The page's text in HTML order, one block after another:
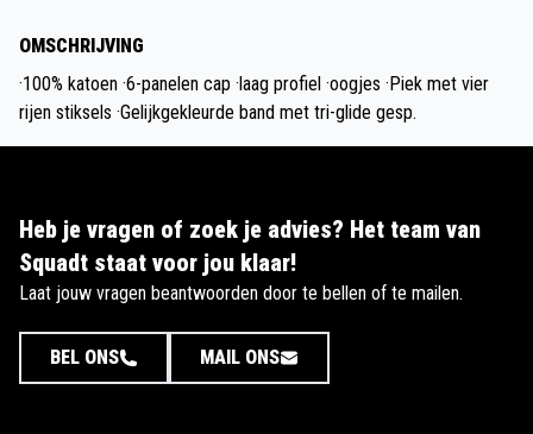
OMSCHRIJVING
·100% katoen ·6-panelen cap ·laag profiel ·oogjes ·Piek met vier
rijen stiksels ·Gelijkgekleurde band met tri-glide gesp.
Heb je vragen of zoek je advies? Het team van
Squadt staat voor jou klaar!
Laat jouw vragen beantwoorden door te bellen of te mailen.
BEL ONS MAIL ONS